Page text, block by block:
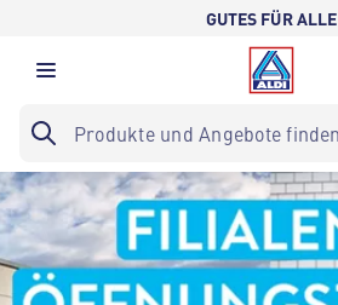
GUTES FÜR ALLE